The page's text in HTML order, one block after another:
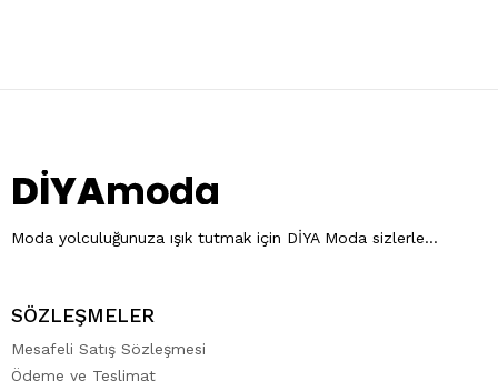
Moda yolculuğunuza ışık tutmak için DİYA Moda sizlerle…
SÖZLEŞMELER
Mesafeli Satış Sözleşmesi
Ödeme ve Teslimat